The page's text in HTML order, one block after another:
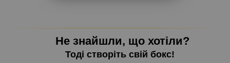
Не знайшли, що хотіли?
Тоді створіть свій бокс!